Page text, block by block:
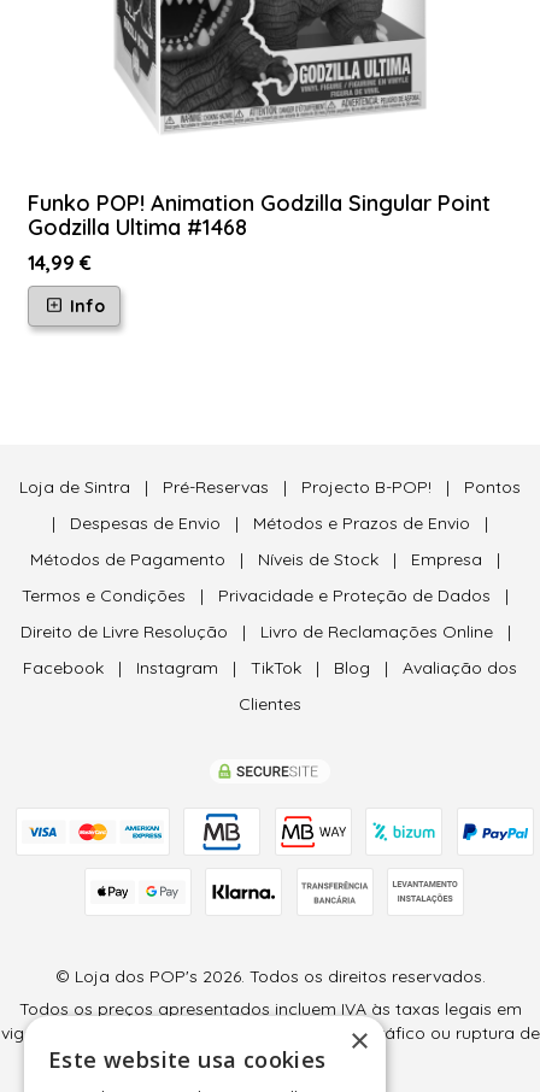
Funko POP! Animation Godzilla Singular Point
Godzilla Ultima #1468
14,99 €
Info
Loja de Sintra | Pré-Reservas | Projecto B-POP! | Pontos
| Despesas de Envio | Métodos e Prazos de Envio |
Métodos de Pagamento | Níveis de Stock | Empresa |
Termos e Condições | Privacidade e Proteção de Dados |
Direito de Livre Resolução | Livro de Reclamações Online|
Facebook | Instagram | TikTok | Blog | Avaliação dos
Clientes
© Loja dos POP's 2026. Todos os direitos reservados.
Todos os preços apresentados incluem IVA às taxas legais em
vigor (6% e 23%) e são válidos salvo erro tipográfico ou ruptura de
stock.
×
Este website usa cookies